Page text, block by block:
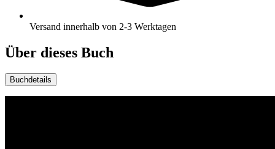
Versand innerhalb von 2-3 Werktagen
Über dieses Buch
Buchdetails